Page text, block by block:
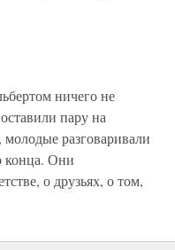
ничего не
пару на
разговаривали
конца. Они
о друзьях, о том,